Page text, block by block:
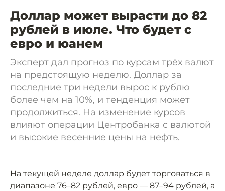
Доллар может вырасти до 82
рублей в июле. Что будет с
евро и юанем
Эксперт дал прогноз по курсам трёх валют
на предстоящую неделю. Доллар за
последние три недели вырос к рублю
более чем на 10%, и тенденция может
продолжиться. На изменение курсов
влияют операции Центробанка с валютой
и высокие весенние цены на нефть.
На текущей неделе доллар будет торговаться в
диапазоне 76–82 рублей, евро — 87–94 рублей, а